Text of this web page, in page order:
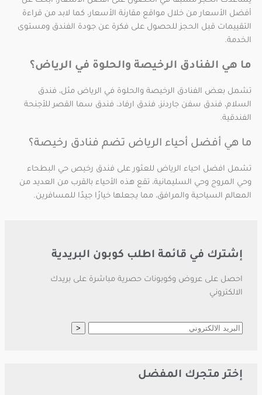
أفضل الأسعار من خلال مواقع مقارنة الأسعار، كما لابد من قراءة
التقييمات قبل الحجز للحصول على فكرة عن جودة الفندق ومستوى
الخدمة.
ما هي الفنادق الرخيصة والحلوة في الرياض؟
تشمل بعض الفنادق الرخيصة والحلوة في الرياض مثل، فندق
السلام، فندق سفن جاردنز، فندق ارفاد، فندق سما القصر للأجنحة
الفندقية.
ما هي أفضل أحياء الرياض تضم فنادق رخيصة؟
تشمل افضل احياء الرياض للعثور على فندق رخيص حي البطحاء
وحي المروج وحي السليمانية، تقع هذه الأحياء بالقرب من العديد من
المعالم السياحية والمرافق، مما يجعلها خيارًا جيدًا للمسافرين.
إشترك في قائمة اطلب كوبون البريدية
احصل على عروض وكوبونات حصرية مباشرة على بريدك
الالكتروني
إختر متجرك المفضل